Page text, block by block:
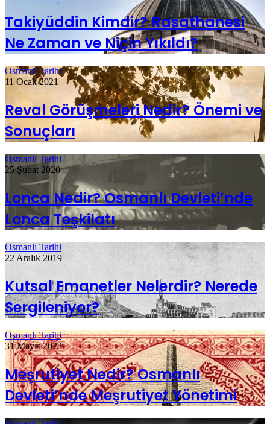
Takiyüddin Kimdir? Rasathanesi
Ne Zaman ve Niçin Yıkıldı?
Osmanlı Tarihi
11 Ocak 2021
Reval Görüşmeleri Nedir? Önemi ve
Sonuçları
Osmanlı Tarihi
25 Şubat 2020
Lonca Nedir? Osmanlı Devleti’nde
Lonca Teşkilatı
Osmanlı Tarihi
22 Aralık 2019
Kutsal Emanetler Nelerdir? Nerede
Sergileniyor?
Osmanlı Tarihi
31 Mayıs 2023
Meşrutiyet Nedir? Osmanlı
Devleti’nde Meşrutiyet Yönetimi